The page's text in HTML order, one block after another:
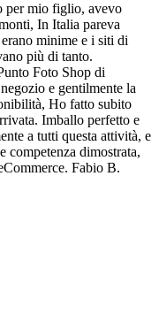
per mio figlio, avevo
In Italia pareva
minime e i siti di
più di tanto.
Foto Shop di
e gentilmente la
Ho fatto subito
Imballo perfetto e
a tutti questa attività, e
dimostrata,
Fabio B.